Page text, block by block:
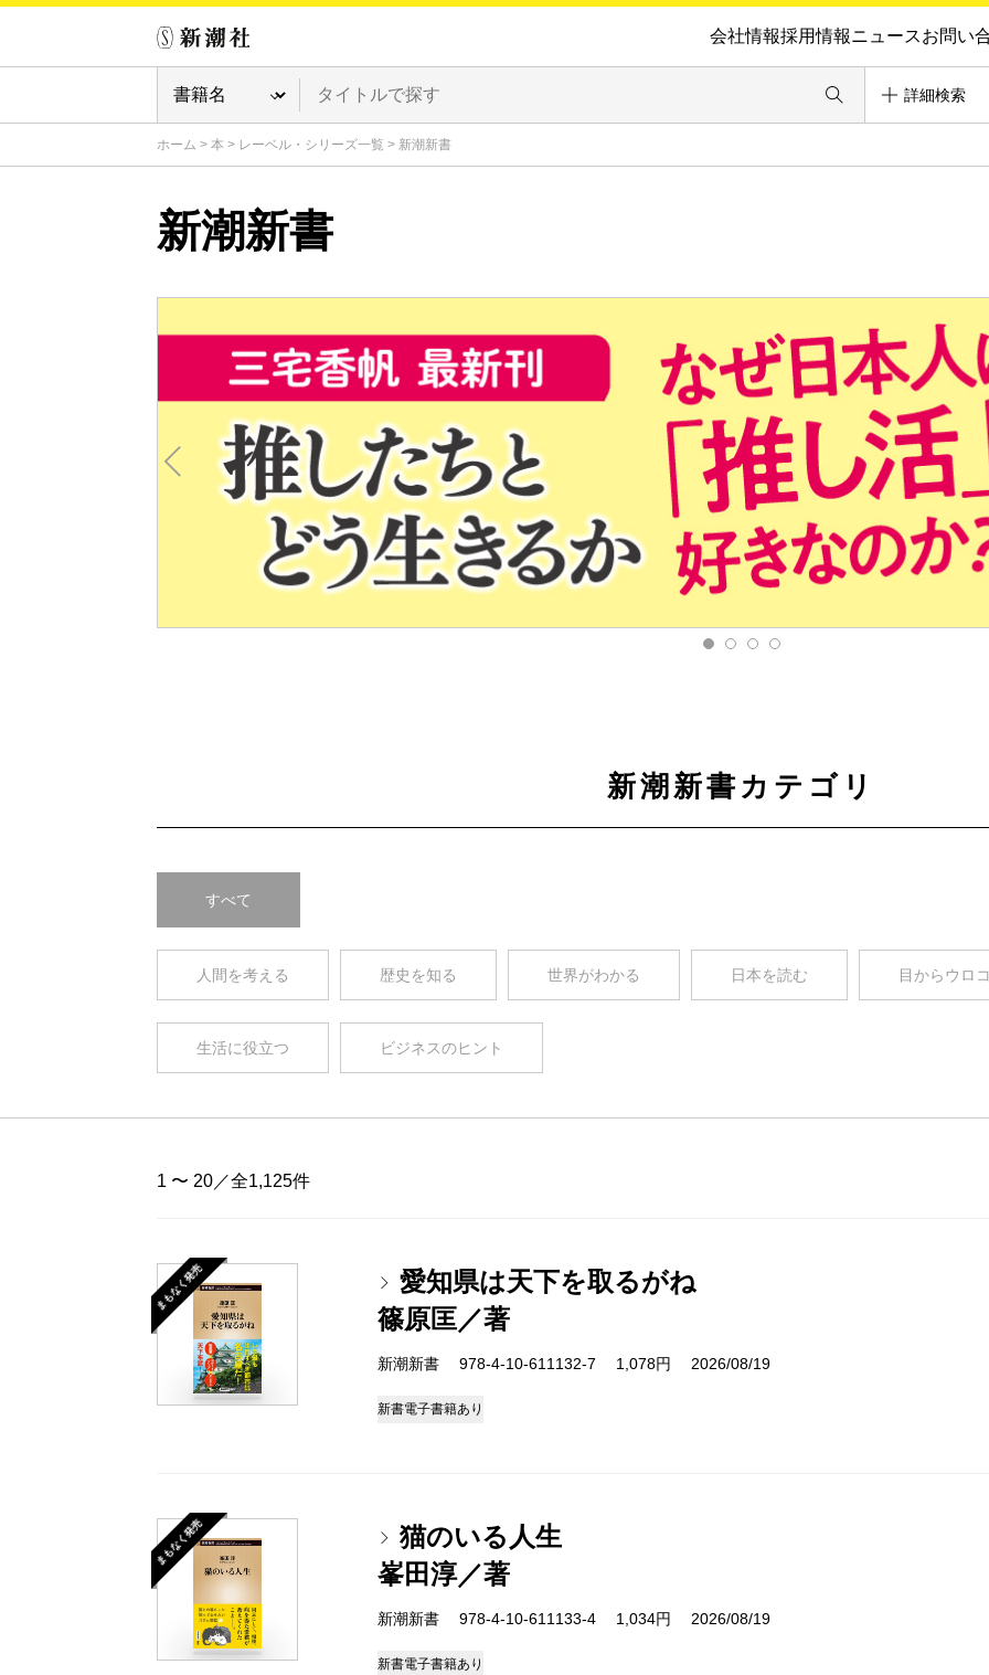
会社情報採用情報ニュースお問い
詳細検索
ホーム > 本 > レーベル・シリーズ一覧 > 新潮新書
新潮新書
新潮新書カテゴリ
すべて
人間を考える 歴史を知る 世界がわかる 日本を読む 目からウロコ
生活に役立つ ビジネスのヒント
1 〜 20／全1,125件
まもなく発売
愛知県は天下を取るがね
篠原匡／著
新潮新書 978-4-10-611132-7 1,078円 2026/08/19
新書電子書籍あり
まもなく発売
猫のいる人生
峯田淳／著
新潮新書 978-4-10-611133-4 1,034円 2026/08/19
新書電子書籍あり